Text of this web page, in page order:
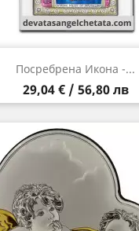
Посребрена Икона -...
Цена
29,04 € / 56,80 лв